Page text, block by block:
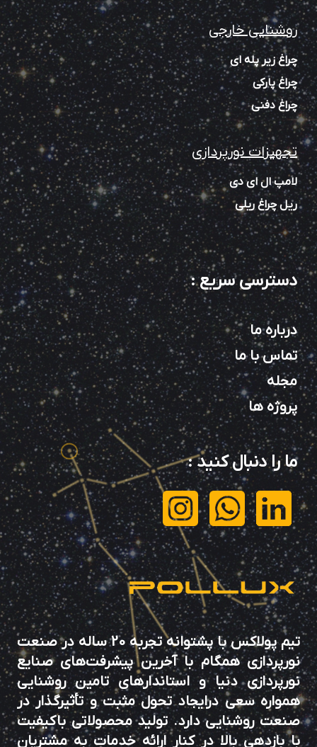
روشنایی خارجی
چراغ زیر پله‌ ای
چراغ پارکی
چراغ دفنی
تجهیزات نورپردازی
لامپ ال ای دی
ریل چراغ ریلی
دسترسی سریع:
درباره ما
تماس با ما
مجله
پروژه ها
ما را دنبال کنید:
تیم پولاکس با پشتوانه تجربه 20 ساله در صنعت
نورپردازی همگام با آخرین پیشرفت‌های صنایع
نورپردازی دنیا و استاندارهای تامین روشنایی
همواره سعی درایجاد تحول مثبت و تأثیرگذار در
صنعت روشنایی دارد. تولید محصولاتی باکیفیت
با بازدهی بالا در کنار ارائه خدمات به مشتریان